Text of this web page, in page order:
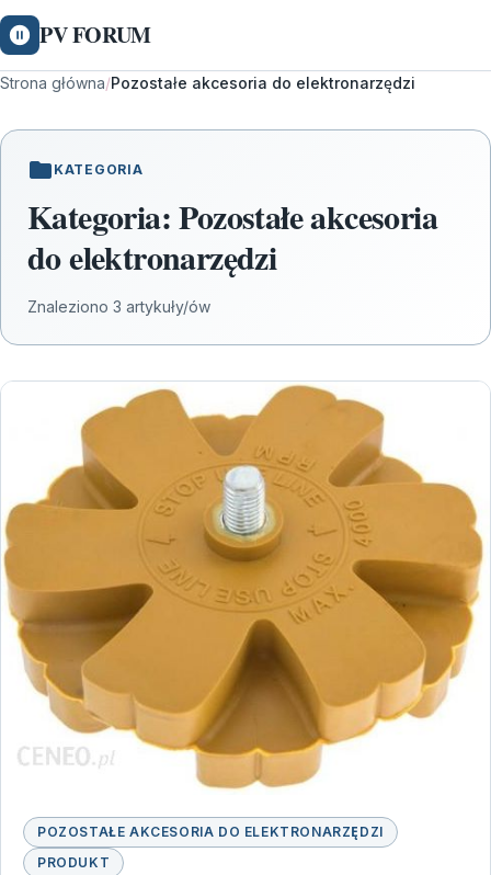
PV FORUM
Strona główna/Pozostałe akcesoria do elektronarzędzi
KATEGORIA
Kategoria:Pozostałe akcesoria
do elektronarzędzi
Znaleziono 3 artykuły/ów
POZOSTAŁE AKCESORIA DO ELEKTRONARZĘDZI
PRODUKT